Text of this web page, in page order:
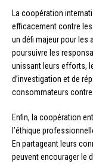
La coopération
efficacement contre
un défi majeur pour les
poursuivre les
unissant leurs efforts,
d’investigation et de
consommateurs contre
Enfin, la coopération
l’éthique
En partageant leurs
peuvent encourager le